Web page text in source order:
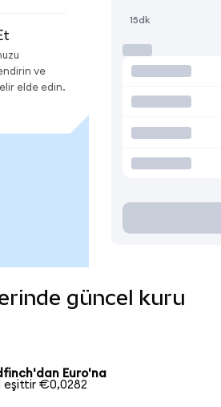
ve
elde edin.
15dk
güncel kuru
Euro'na
eşittir €0,0282